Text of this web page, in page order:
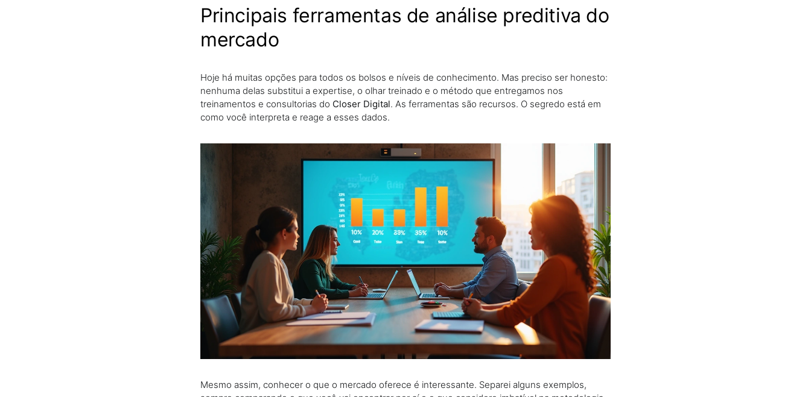
Principais ferramentas de análise preditiva do
mercado
Hoje há muitas opções para todos os bolsos e níveis de conhecimento. Mas preciso ser honesto:
nenhuma delas substitui a expertise, o olhar treinado e o método que entregamos nos
treinamentos e consultorias do Closer Digital. As ferramentas são recursos. O segredo está em
como você interpreta e reage a esses dados.
Mesmo assim, conhecer o que o mercado oferece é interessante. Separei alguns exemplos,